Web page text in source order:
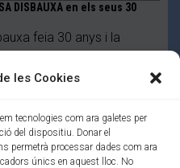
les Cookies
tecnologies com ara galetes per
del dispositiu. Donar el
permetrà processar dades com ara
únics en aquest lloc. No
DISBAUXA en els seus 30
feia 30 anys i la
legal